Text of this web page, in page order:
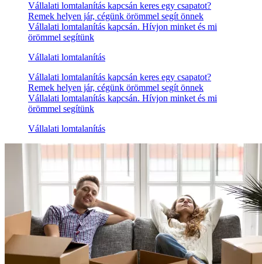
Vállalati lomtalanítás kapcsán keres egy csapatot?
Remek helyen jár, cégünk örömmel segít önnek
Vállalati lomtalanítás kapcsán. Hívjon minket és mi
örömmel segítünk
Vállalati lomtalanítás
Vállalati lomtalanítás kapcsán keres egy csapatot?
Remek helyen jár, cégünk örömmel segít önnek
Vállalati lomtalanítás kapcsán. Hívjon minket és mi
örömmel segítünk
Vállalati lomtalanítás